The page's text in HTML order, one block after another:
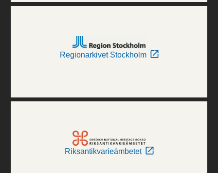
Regionarkivet Stockholm
Riksantikvarieämbetet